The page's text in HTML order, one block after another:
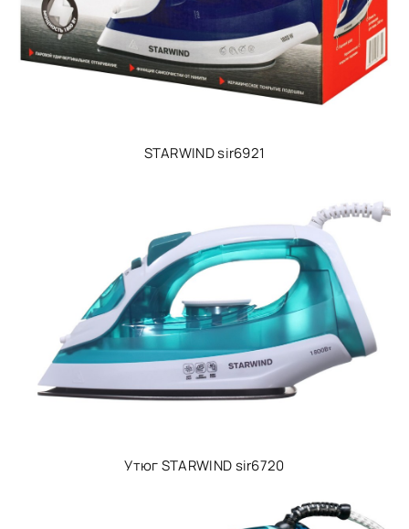
STARWIND sir6921
Утюг STARWIND sir6720